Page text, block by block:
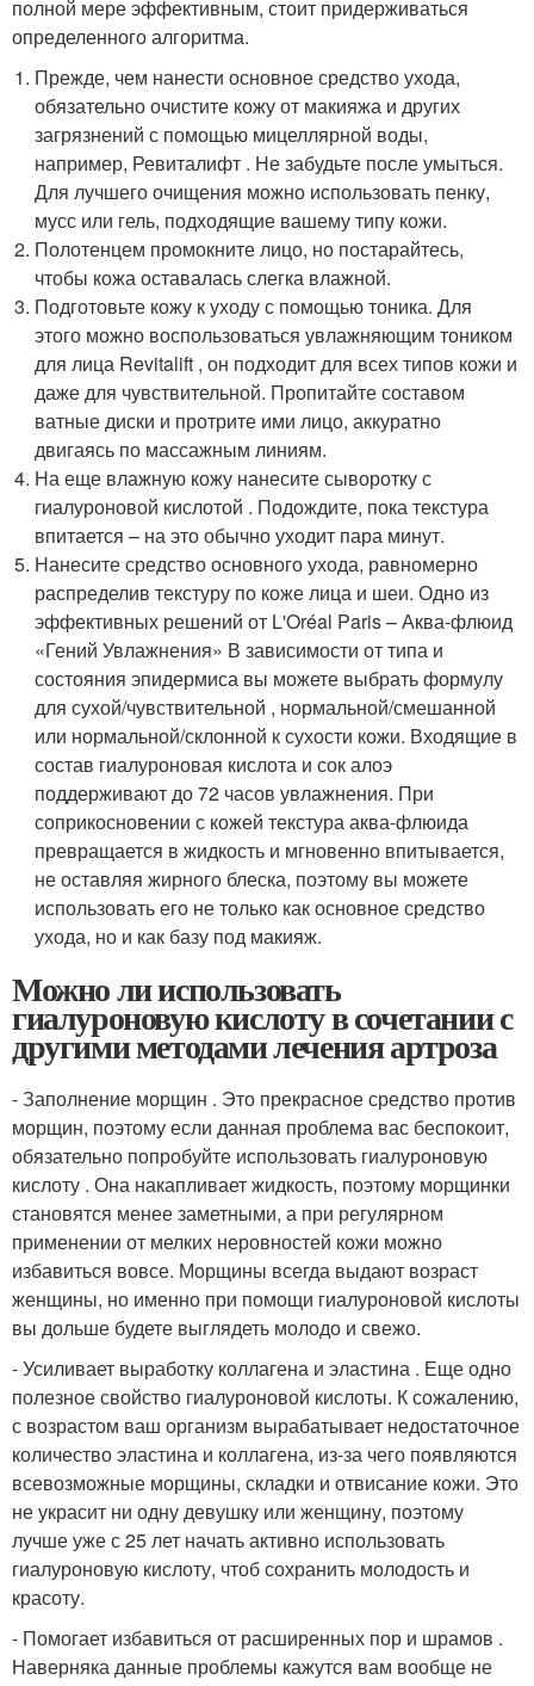
полной мере эффективным, стоит придерживаться
определенного алгоритма.
Прежде, чем нанести основное средство ухода,
обязательно очистите кожу от макияжа и других
загрязнений с помощью мицеллярной воды,
например, Ревиталифт . Не забудьте после умыться.
Для лучшего очищения можно использовать пенку,
мусс или гель, подходящие вашему типу кожи.
Полотенцем промокните лицо, но постарайтесь,
чтобы кожа оставалась слегка влажной.
Подготовьте кожу к уходу с помощью тоника. Для
этого можно воспользоваться увлажняющим тоником
для лица Revitalift , он подходит для всех типов кожи и
даже для чувствительной. Пропитайте составом
ватные диски и протрите ими лицо, аккуратно
двигаясь по массажным линиям.
На еще влажную кожу нанесите сыворотку с
гиалуроновой кислотой . Подождите, пока текстура
впитается – на это обычно уходит пара минут.
Нанесите средство основного ухода, равномерно
распределив текстуру по коже лица и шеи. Одно из
эффективных решений от L'Oréal Paris – Аква-флюид
«Гений Увлажнения» В зависимости от типа и
состояния эпидермиса вы можете выбрать формулу
для сухой/чувствительной , нормальной/смешанной
или нормальной/склонной к сухости кожи. Входящие в
состав гиалуроновая кислота и сок алоэ
поддерживают до 72 часов увлажнения. При
соприкосновении с кожей текстура аква-флюида
превращается в жидкость и мгновенно впитывается,
не оставляя жирного блеска, поэтому вы можете
использовать его не только как основное средство
ухода, но и как базу под макияж.
Можно ли использовать
гиалуроновую кислоту в сочетании с
другими методами лечения артроза
- Заполнение морщин . Это прекрасное средство против
морщин, поэтому если данная проблема вас беспокоит,
обязательно попробуйте использовать гиалуроновую
кислоту . Она накапливает жидкость, поэтому морщинки
становятся менее заметными, а при регулярном
применении от мелких неровностей кожи можно
избавиться вовсе. Морщины всегда выдают возраст
женщины, но именно при помощи гиалуроновой кислоты
вы дольше будете выглядеть молодо и свежо.
- Усиливает выработку коллагена и эластина . Еще одно
полезное свойство гиалуроновой кислоты. К сожалению,
с возрастом ваш организм вырабатывает недостаточное
количество эластина и коллагена, из-за чего появляются
всевозможные морщины, складки и отвисание кожи. Это
не украсит ни одну девушку или женщину, поэтому
лучше уже с 25 лет начать активно использовать
гиалуроновую кислоту, чтоб сохранить молодость и
красоту.
- Помогает избавиться от расширенных пор и шрамов .
Наверняка данные проблемы кажутся вам вообще не